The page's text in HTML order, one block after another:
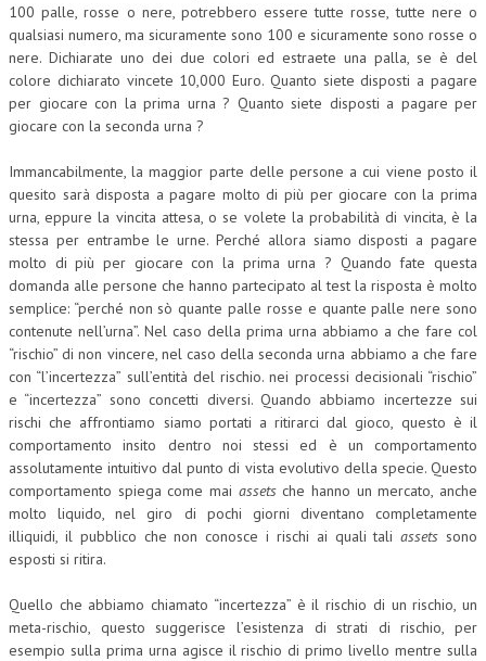
100 palle, rosse o nere, potrebbero essere tutte rosse, tutte nere o
qualsiasi numero, ma sicuramente sono 100 e sicuramente sono rosse o
nere. Dichiarate uno dei due colori ed estraete una palla, se è del
colore dichiarato vincete 10,000 Euro. Quanto siete disposti a pagare
per giocare con la prima urna ? Quanto siete disposti a pagare per
giocare con la seconda urna ?
Immancabilmente, la maggior parte delle persone a cui viene posto il
quesito sarà disposta a pagare molto di più per giocare con la prima
urna, eppure la vincita attesa, o se volete la probabilità di vincita, è la
stessa per entrambe le urne. Perché allora siamo disposti a pagare
molto di più per giocare con la prima urna ? Quando fate questa
domanda alle persone che hanno partecipato al test la risposta è molto
semplice: “perché non sò quante palle rosse e quante palle nere sono
contenute nell’urna”. Nel caso della prima urna abbiamo a che fare col
“rischio” di non vincere, nel caso della seconda urna abbiamo a che fare
con “l’incertezza” sull’entità del rischio. nei processi decisionali “rischio”
e “incertezza” sono concetti diversi. Quando abbiamo incertezze sui
rischi che affrontiamo siamo portati a ritirarci dal gioco, questo è il
comportamento insito dentro noi stessi ed è un comportamento
assolutamente intuitivo dal punto di vista evolutivo della specie. Questo
comportamento spiega come mai assetsche hanno un mercato, anche
molto liquido, nel giro di pochi giorni diventano completamente
illiquidi, il pubblico che non conosce i rischi ai quali taliassets sono
esposti si ritira.
Quello che abbiamo chiamato “incertezza” è il rischio di un rischio, un
meta-rischio, questo suggerisce l’esistenza di strati di rischio, per
esempio sulla prima urna agisce il rischio di primo livello mentre sulla